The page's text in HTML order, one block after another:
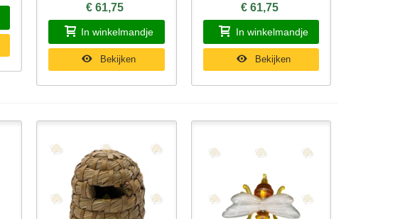
€ 61,75
In winkelmandje
Bekijken
€ 61,75
In winkelmandje
Bekijken